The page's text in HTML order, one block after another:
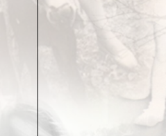
вот и вся работа на
листву, улыбнулся и
утром, только проснулся,
напросто лезет в свою
Землю. И — всё! И —
Тим сморщился и дёрнул
шевельнулось у него за
загривку: фу, дьявол! —